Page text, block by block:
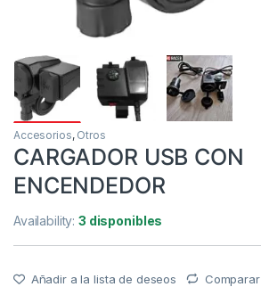
Accesorios, Otros
CARGADOR USB CON
ENCENDEDOR
Availability:3 disponibles
Añadir a la lista de deseos Comparar